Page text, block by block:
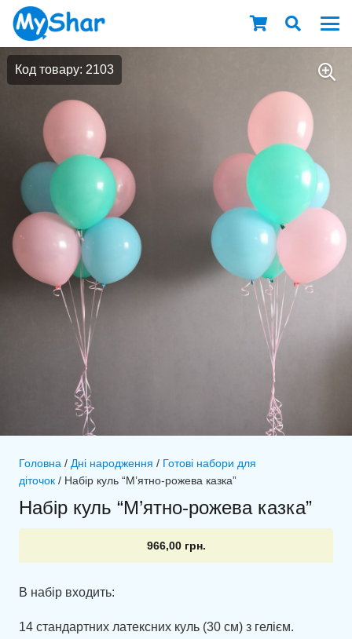
Код товару: 2103
Головна / Дні народження / Готові набори для
діточок / Набір куль “М’ятно-рожева казка”
Набір куль “М’ятно-рожева казка”
966,00 грн.
В набір входить:
14 стандартних латексних куль (30 см) з гелієм.